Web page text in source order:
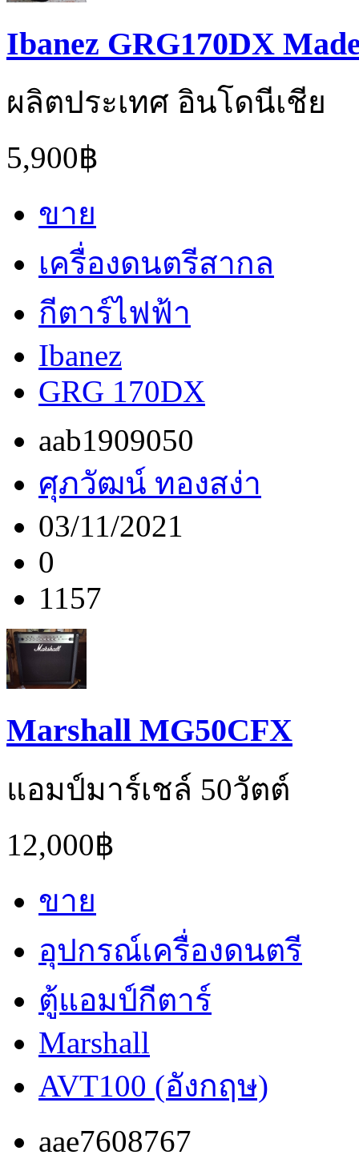
Ibanez GRG170DX
ผลิตประเทศ อินโดนีเชีย
5,900฿
ขาย
เครื่องดนตรีสากล
กีตาร์ไฟฟ้า
Ibanez
GRG 170DX
aab1909050
ศุภวัฒน์ ทองสง่า
03/11/2021
0
1157
Marshall MG50CFX
แอมป์มาร์เชล์ 50วัตต์
12,000฿
ขาย
อุปกรณ์เครื่องดนตรี
ตู้แอมป์กีตาร์
Marshall
AVT100 (อังกฤษ)
aae7608767